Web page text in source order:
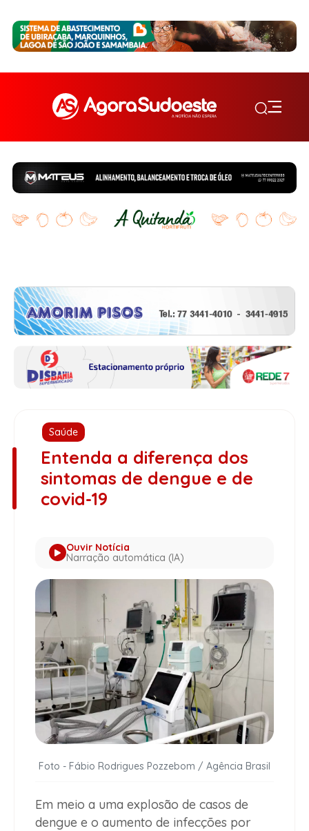
Saúde
Entenda a diferença dos
sintomas de dengue e de
covid-19
Ouvir Notícia
Narração automática (IA)
Foto - Fábio Rodrigues Pozzebom / Agência Brasil
Em meio a uma explosão de casos de
dengue e o aumento de infecções por